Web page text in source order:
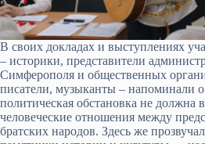
В своих докладах и выступлениях
– историки, представители
Симферополя и общественных
писатели, музыканты – напоминали
политическая обстановка не должна
человеческие отношения между
братских народов. Здесь же